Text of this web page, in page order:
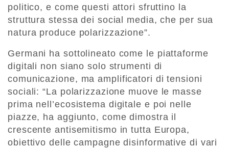
politico, e come questi attori sfruttino la
struttura stessa dei social media, che per sua
natura produce polarizzazione”.
Germani ha sottolineato come le piattaforme
digitali non siano solo strumenti di
comunicazione, ma amplificatori di tensioni
sociali: “La polarizzazione muove le masse
prima nell’ecosistema digitale e poi nelle
piazze, ha aggiunto, come dimostra il
crescente antisemitismo in tutta Europa,
obiettivo delle campagne disinformative di vari